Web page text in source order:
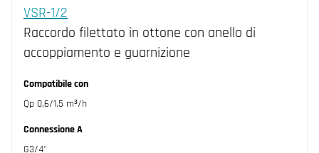
VSR-1/2
Raccordo filettato in ottone con anello di
accoppiamento e guarnizione
Compatibile con
Qp 0,6/1,5 m³/h
Connessione A
G3/4"